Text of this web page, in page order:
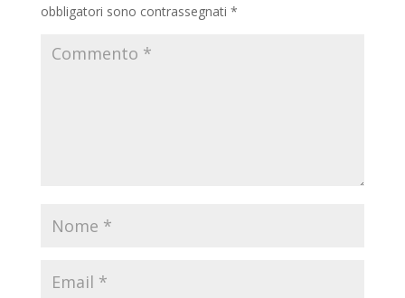
obbligatori sono contrassegnati *